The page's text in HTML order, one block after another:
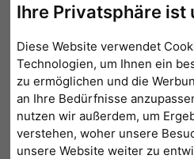
Ihre Privatsphäre ist
Diese Website verwendet
Technologien, um Ihnen ein
zu ermöglichen und die
an Ihre Bedürfnisse
nutzen wir außerdem, um
verstehen, woher unsere
unsere Website weiter zu
Wandspiegel